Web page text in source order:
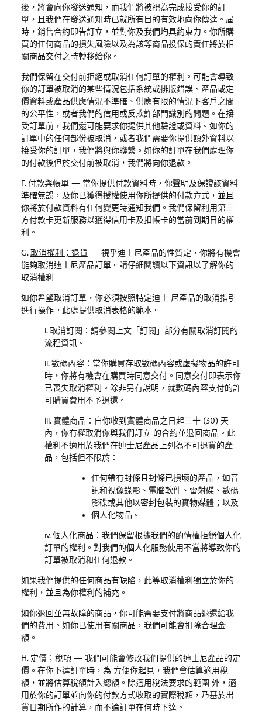
後，將會向你發送通知，而我們將被視為完成接受你的訂
單，且我們在發送通知時已就所有目的有效地向你傳達。屆
時，銷售合約即告訂立，並對你及我們均具約束力。你所購
買的任何商品的損失風險以及為該等商品投保的責任將於相
關商品交付之時轉移給你。
我們保留在交付前拒絕或取消任何訂單的權利。可能會導致
你的訂單被取消的某些情況包括系統或排版錯誤、產品或定
價資料或產品供應情況不準確、供應有限的情況下客戶之間
的公平性，或者我們的信用或反欺詐部門識別的問題。在接
受訂單前，我們還可能要求你提供其他驗證或資料。如你的
訂單中的任何部份被取消，或者我們需要你提供額外資料以
接受你的訂單，我們將與你聯繫。如你的訂單在我們處理你
的付款後但於交付前被取消，我們將向你退款。
F.付款與帳單 — 當你提供付款資料時，你聲明及保證該資料
準確無誤，及你已獲得授權使用你所提供的付款方式，並且
你將於付款資料有任何變更時通知我們。我們保留利用第三
方付款卡更新服務以獲得信用卡及扣帳卡的當前到期日的權
利。
G.取消權利；退貨 — 視乎迪士尼產品的性質定，你將有機會
能夠取消迪士尼產品訂單。請仔細閱讀以下資訊以了解你的
取消權利
如你希望取消訂單，你必須按照特定迪士 尼產品的取消指引
進行操作。此處提供取消表格的範本。
i. 取消訂閱 ：請參閱上文「訂閱」部分有關取消訂閱的
流程資訊。
ii. 數碼內容：當你購買存取數碼內容或虛擬物品的許可
時，你將有機會在購買時同意交付。同意交付即表示你
已喪失取消權利。除非另有說明，就數碼內容支付的許
可購買費用不予退還。
iii. 實體商品 ：自你收到實體商品之日起三十 (30) 天
內，你有權取消你與我們訂立 的合約並退回商品。此
權利不適用於我們在迪士尼產品上列為不可退貨的產
品，包括但不限於：
任何帶有封條且封條已損壞的產品，如音
訊和視像錄影、電腦軟件、雷射碟、數碼
影碟或其他以密封包裝的實物媒體；以及
個人化物品。
iv. 個人化商品 ：我們保留根據我們的酌情權拒絕個人化
訂單的權利。對我們的個人化服務使用不當將導致你的
訂單被取消和任何退款。
如果我們提供的任何商品有缺陷，此等取消權利獨立於你的
權利，並且為你權利的補充。
如你退回並無故障的商品，你可能需要支付將商品退還給我
們的費用。如你已使用有關商品，我們可能會扣除合理金
額。
H. 定價；稅項 — 我們可能會修改我們提供的迪士尼產品的定
價。在你下達訂單時，為 方便你起見，我們會估算適用稅
額，並將估算稅額計入總額。除適用稅法要求的範圍 外，適
用於你的訂單並向你的付款方式收取的實際稅額，乃基於出
貨日期所作的計算，而不論訂單在何時下達。